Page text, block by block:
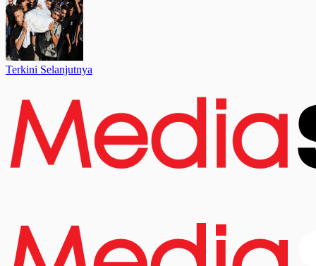
Terkini Selanjutnya